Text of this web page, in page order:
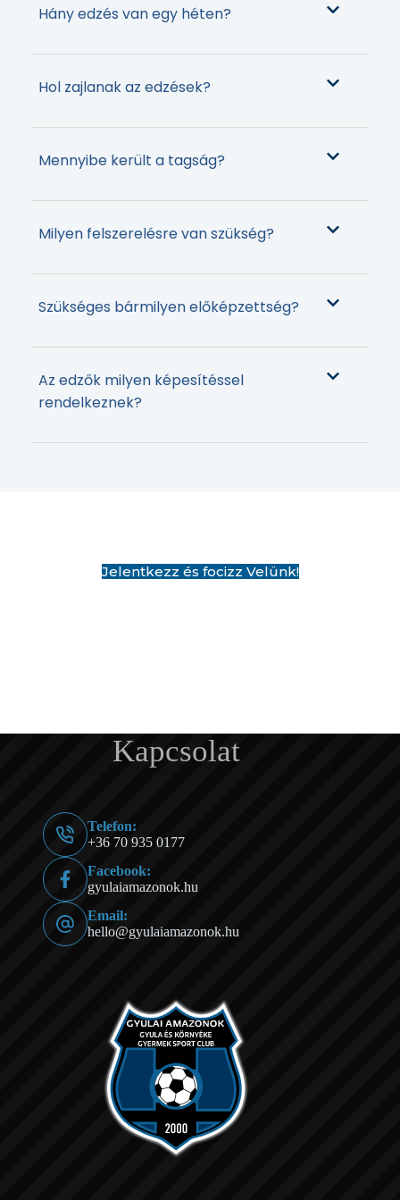
Hány edzés van egy héten?
Hol zajlanak az edzések?
Mennyibe került a tagság?
Milyen felszerelésre van szükség?
Szükséges bármilyen előképzettség?
Az edzők milyen képesítéssel
rendelkeznek?
Jelentkezz és focizz Velünk!
Kapcsolat
Telefon:
+36 70 935 0177
Facebook:
gyulaiamazonok.hu
Email:
hello@gyulaiamazonok.hu